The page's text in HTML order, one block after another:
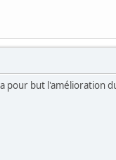
pour but l'amélioration